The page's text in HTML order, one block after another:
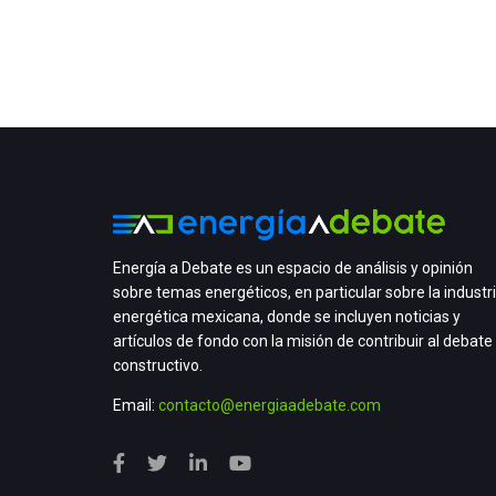
Energía a Debate es un espacio de análisis y opinión
sobre temas energéticos, en particular sobre la
energética mexicana, donde se incluyen noticias y
artículos de fondo con la misión de contribuir al debate
constructivo.
Email: contacto@energiaadebate.com